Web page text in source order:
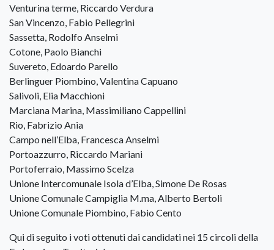
Venturina terme, Riccardo Verdura
San Vincenzo, Fabio Pellegrini
Sassetta, Rodolfo Anselmi
Cotone, Paolo Bianchi
Suvereto, Edoardo Parello
Berlinguer Piombino, Valentina Capuano
Salivoli, Elia Macchioni
Marciana Marina, Massimiliano Cappellini
Rio, Fabrizio Ania
Campo nell’Elba, Francesca Anselmi
Portoazzurro, Riccardo Mariani
Portoferraio, Massimo Scelza
Unione Intercomunale Isola d’Elba, Simone De Rosas
Unione Comunale Campiglia M.ma, Alberto Bertoli
Unione Comunale Piombino, Fabio Cento
Qui di seguito i voti ottenuti dai candidati nei 15 circoli della